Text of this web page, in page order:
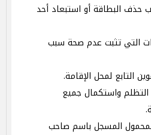
حذف البطاقة أو استبعاد أحد
التي تثبت عدم صحة سبب
التابع لمحل الإقامة.
واستكمال جميع
المسجل باسم صاحب